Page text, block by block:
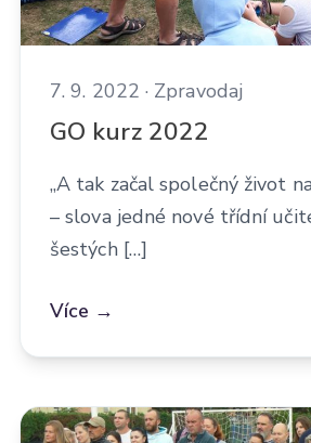
7. 9. 2022 · Zpravodaj
GO kurz 2022
„A tak začal společný život
– slova jedné nové třídní
šestých […]
Více →